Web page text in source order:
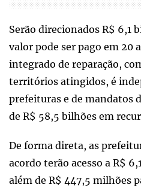
Serão direcionados R$ 6,1
valor pode ser pago em 20
integrado de reparação,
territórios atingidos, é
prefeituras e de mandatos
de R$ 58,5 bilhões em
De forma direta, as
acordo terão acesso a R$
além de R$ 447,5 milhões